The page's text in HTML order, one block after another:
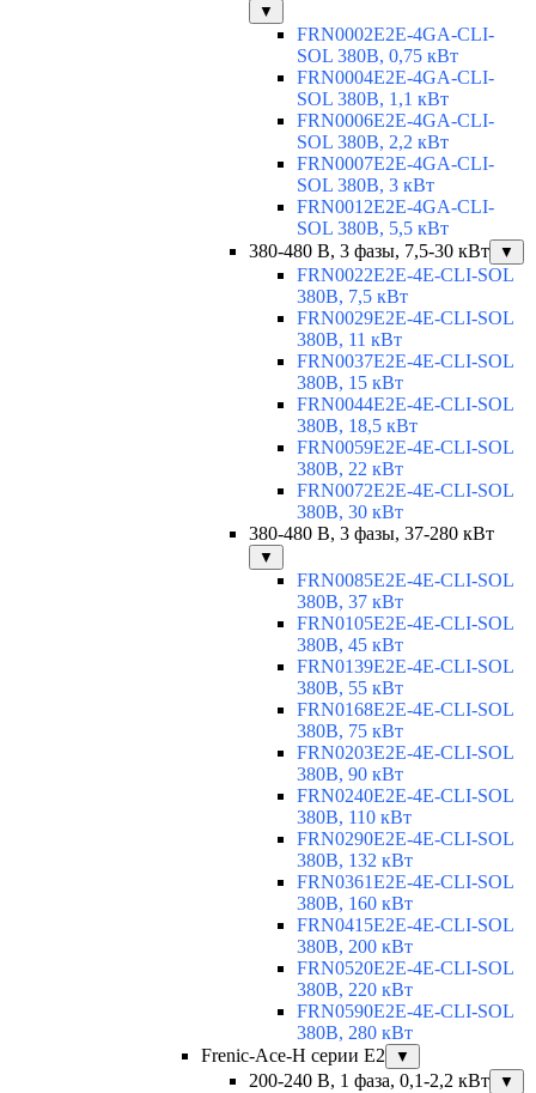
▼
FRN0002E2E-4GA-CLI-
SOL 380В, 0,75 кВт
FRN0004E2E-4GA-CLI-
SOL 380В, 1,1 кВт
FRN0006E2E-4GA-CLI-
SOL 380В, 2,2 кВт
FRN0007E2E-4GA-CLI-
SOL 380В, 3 кВт
FRN0012E2E-4GA-CLI-
SOL 380В, 5,5 кВт
380-480 В, 3 фазы, 7,5-30 кВт
▼
FRN0022E2E-4E-CLI-SOL
380В, 7,5 кВт
FRN0029E2E-4E-CLI-SOL
380В, 11 кВт
FRN0037E2E-4E-CLI-SOL
380В, 15 кВт
FRN0044E2E-4E-CLI-SOL
380В, 18,5 кВт
FRN0059E2E-4E-CLI-SOL
380В, 22 кВт
FRN0072E2E-4E-CLI-SOL
380В, 30 кВт
380-480 В, 3 фазы, 37-280 кВт
▼
FRN0085E2E-4E-CLI-SOL
380В, 37 кВт
FRN0105E2E-4E-CLI-SOL
380В, 45 кВт
FRN0139E2E-4E-CLI-SOL
380В, 55 кВт
FRN0168E2E-4E-CLI-SOL
380В, 75 кВт
FRN0203E2E-4E-CLI-SOL
380В, 90 кВт
FRN0240E2E-4E-CLI-SOL
380В, 110 кВт
FRN0290E2E-4E-CLI-SOL
380В, 132 кВт
FRN0361E2E-4E-CLI-SOL
380В, 160 кВт
FRN0415E2E-4E-CLI-SOL
380В, 200 кВт
FRN0520E2E-4E-CLI-SOL
380В, 220 кВт
FRN0590E2E-4E-CLI-SOL
380В, 280 кВт
Frenic-Ace-H серии E2
▼
200-240 В, 1 фаза, 0,1-2,2 кВт ▼